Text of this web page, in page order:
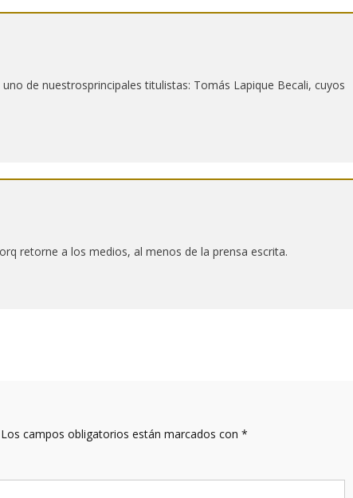
de nuestrosprincipales titulistas: Tomás Lapique Becali, cuyos
retorne a los medios, al menos de la prensa escrita.
Los campos obligatorios están marcados con *